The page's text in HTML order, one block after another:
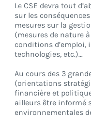
Le CSE devra tout
sur les
mesures sur la
(mesures de nature
conditions d’emploi,
technologies, etc.)…
Au cours des 3
(orientations
financière et
ailleurs être informé
environnementales